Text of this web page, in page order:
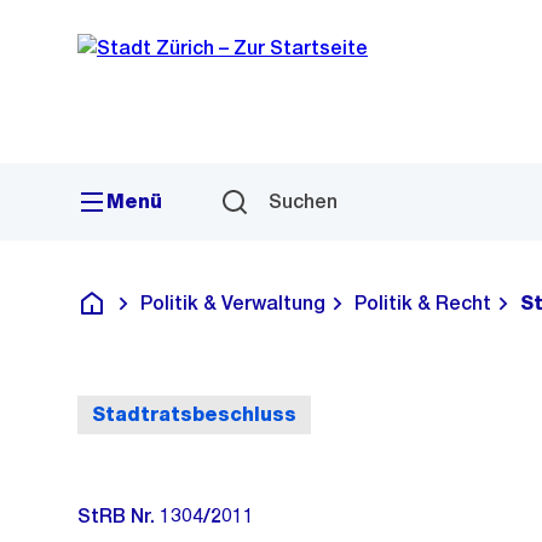
Navigation
Sprunglink
Menü Suchen
Deutsch
Politik & Verwaltung Politik & Recht
Stadtratsbeschluss
StRB Nr. 1304/2011